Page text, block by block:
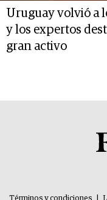
Uruguay volvió a
y los expertos
gran activo